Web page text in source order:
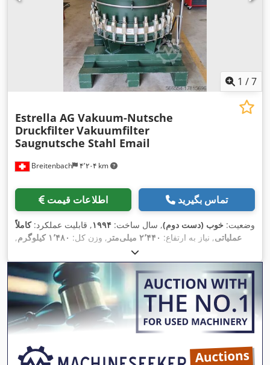
1 /7
Breitenbach ۴٬۲۰۴ km
Estrella AG Vakuum-Nutsche
DruckfilterVakuumfilter
Saugnutsche Stahl Email
اطلاعات قیمت تماس بگیرید
وضعیت: خوب (دست دوم), سال ساخت: ۱۹۹۴, قابلیت عملکرد:کاملاً
عملیاتی, نیاز به ارتفاع: ۲٬۴۴۰ میلی‌متر , وزن کل: ۱٬۴۸۰ کیلوگرم
,
ارتفاع کل:۱٬۶۵۰ میلی‌متر , سطح فیلتر:۰٫۷۵ متر مربع
, دمای
عملیاتی: